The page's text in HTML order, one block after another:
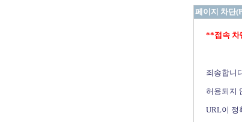
페이지 차단
**접속 차
죄송합니
허용되지
URL이 정